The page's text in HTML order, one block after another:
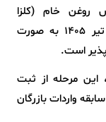
روغن خام (کلزا
،سویا،آفتابگردان) و روغن پالم از تاریخ ۱۰ تیر ۱۴۰۵ به صورت
است.
این مرحله از ثبت
واردات بازرگان